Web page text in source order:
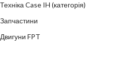
Техніка Case IH (категорія)
Запчастини
Двигуни FPT